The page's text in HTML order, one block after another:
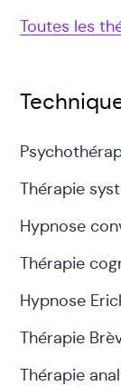
Toutes les
Thérapie
Hypnose
Thérapie
Hypnose
Thérapie
Thérapie